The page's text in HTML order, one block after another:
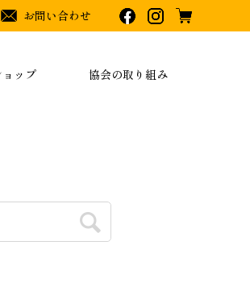
お問い合わせ
ップ 協会の取り組み